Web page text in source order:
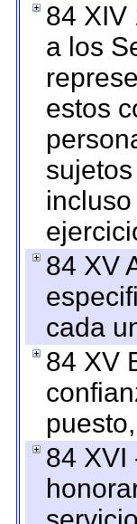
84 XIV
a los
estos
84 XV
cada
84 XV
84 XVI